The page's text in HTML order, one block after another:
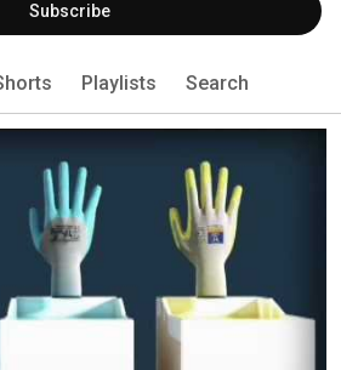
Subscribe
Playlists Search